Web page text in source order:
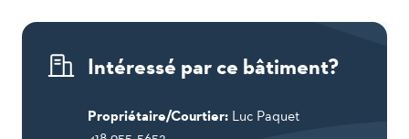
Intéressé par ce bâtiment?
Propriétaire/Courtier: Luc Paquet